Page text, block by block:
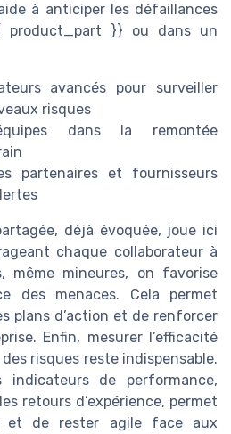
à anticiper les défaillances
product_part }} ou dans un
avancés pour surveiller
risques
dans la remontée
partenaires et fournisseurs
déjà évoquée, joue ici
chaque collaborateur à
même mineures, on favorise
des menaces. Cela permet
plans d’action et de renforcer
Enfin, mesurer l’efficacité
risques reste indispensable.
de performance,
retours d’expérience, permet
et de rester agile face aux